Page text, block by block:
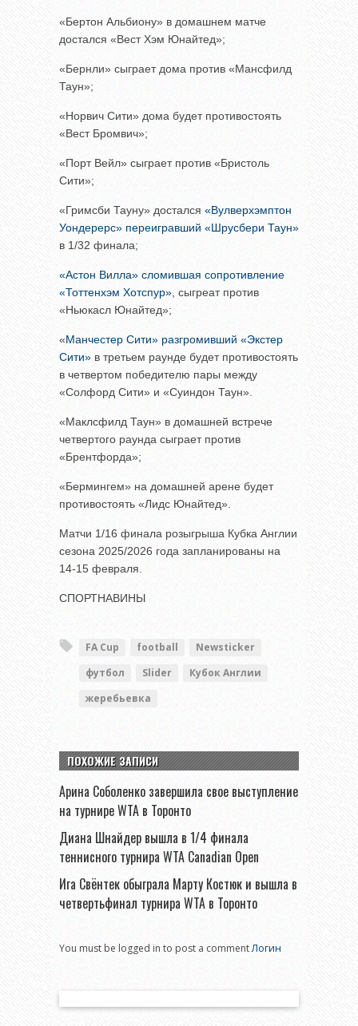
«Бертон Альбиону» в домашнем матче
достался «Вест Хэм Юнайтед»;
«Бернли» сыграет дома против «Мансфилд
Таун»;
«Норвич Сити» дома будет противостоять
«Вест Бромвич»;
«Порт Вейл» сыграет против «Бристоль
Сити»;
«Гримсби Тауну» достался «Вулверхэмптон
Уондерерс» переигравший «Шрусбери Таун»
в 1/32 финала;
«Астон Вилла» сломившая сопротивление
«Тоттенхэм Хотспур», сыгреат против
«Ньюкасл Юнайтед»;
«Манчестер Сити» разгромивший «Экстер
Сити» в третьем раунде будет противостоять
в четвертом победителю пары между
«Солфорд Сити» и «Суиндон Таун».
«Маклсфилд Таун» в домашней встрече
четвертого раунда сыграет против
«Брентфорда»;
«Бермингем» на домашней арене будет
противостоять «Лидс Юнайтед».
Матчи 1/16 финала розыгрыша Кубка Англии
сезона 2025/2026 года запланированы на
14-15 февраля.
СПОРТНАВИНЫ
FA Cup football
Newsticker
футбол
Slider
Кубок Англии
жеребьевка
ПОХОЖИЕ ЗАПИСИ
Арина Соболенко завершила свое выступление
на турнире WTA в Торонто
Диана Шнайдер вышла в 1/4 финала
теннисного турнира WTA Canadian Open
Ига Свёнтек обыграла Марту Костюк и вышла в
четвертьфинал турнира WTA в Торонто
You must be logged in to post a commentЛогин